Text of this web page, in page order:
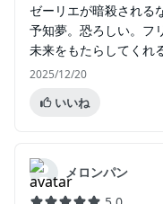
ゼーリエが暗殺される
予知夢。恐ろしい。フ
未来をもたらしてくれ
2025/12/20
いいね
メロンパン